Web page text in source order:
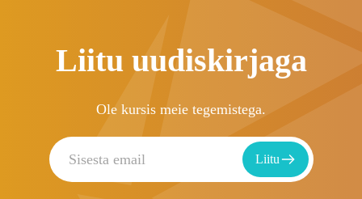
Liitu uudiskirjaga
Ole kursis meie tegemistega.
Liitu